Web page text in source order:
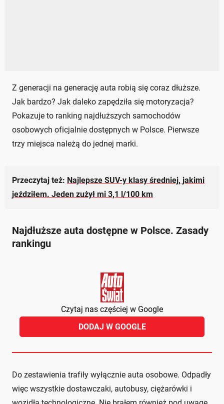
Z generacji na generację auta robią się coraz dłuższe.
Jak bardzo? Jak daleko zapędziła się motoryzacja?
Pokazuje to ranking najdłuższych samochodów
osobowych oficjalnie dostępnych w Polsce. Pierwsze
trzy miejsca należą do jednej marki.
Przeczytaj też: Najlepsze SUV-y klasy średniej, jakimi
jeździłem. Jeden zużył mi 3,1 l/100 km
Najdłuższe auta dostępne w Polsce. Zasady
rankingu
Czytaj nas częściej w Google
DODAJ W GOOGLE
Do zestawienia trafiły wyłącznie auta osobowe. Odpadły
więc wszystkie dostawczaki, autobusy, ciężarówki i